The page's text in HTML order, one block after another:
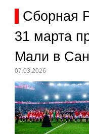
Сборная
31 марта
Мали в
07.03.2026